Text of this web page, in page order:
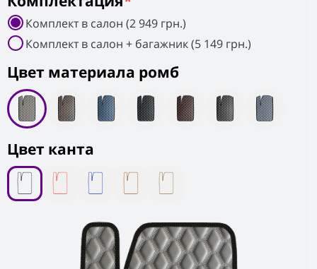
Цвет материала ромб
Цвет канта
Комплект в салон (2 949 грн.)
Комплект в салон + багажник (5 149 грн.)